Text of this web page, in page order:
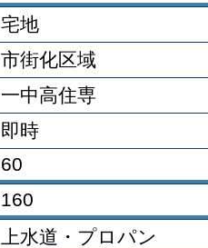
宅地
市街化区域
一中高住専
即時
60
160
上水道・プロパン